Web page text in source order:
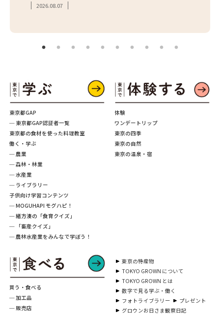
2026.08.07
東京都GAP
─ 東京都GAP認証者一覧
東京都の食材を使った料理教室
働く・学ぶ
─ 農業
─ 森林・林業
─ 水産業
─ ライブラリー
子供向け学習コンテンツ
─ MOGUHAPI モグハピ！
─ 緒方湊の「食育クイズ」
─ 「畜産クイズ」
─ 農林水産業をみんなで学ぼう！
買う・食べる
─ 加工品
─ 販売店
体験
ワンデートリップ
東京の四季
東京の自然
東京の温泉・宿
東京の特産物
TOKYO GROWN について
TOKYO GROWN とは
数字で見る学ぶ・働く
フォトライブラリー
プレゼント
グロウンお日さま観察日記